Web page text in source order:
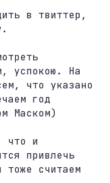
в твиттер,
успокою. На
что указано
год
Маском)
что и
привлечь
считаем